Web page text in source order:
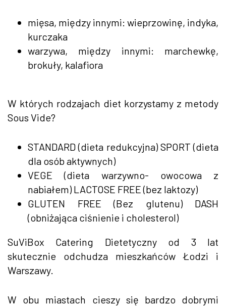
mięsa, między innymi: wieprzowinę, indyka,
kurczaka
warzywa, między innymi: marchewkę,
brokuły, kalafiora
W których rodzajach diet korzystamy z metody
Sous Vide?
STANDARD (dieta redukcyjna) SPORT (dieta
dla osób aktywnych)
VEGE (dieta warzywno- owocowa z
nabiałem) LACTOSE FREE (bez laktozy)
GLUTEN FREE (Bez glutenu) DASH
(obniżająca ciśnienie i cholesterol)
SuViBox Catering Dietetyczny od 3 lat
skutecznie odchudza mieszkańców Łodzi i
Warszawy.
W obu miastach cieszy się bardzo dobrymi